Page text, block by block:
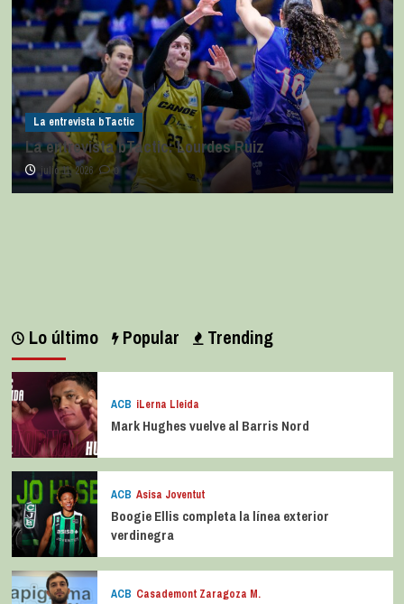
La entrevista bTactic
La entrevista bTactic: Lourdes Ruiz
julio 11, 2026 0
Lo último Popular Trending
ACB iLerna Lleida
Mark Hughes vuelve al Barris Nord
ACB Asisa Joventut
Boogie Ellis completa la línea exterior
verdinegra
ACB Casademont Zaragoza M.